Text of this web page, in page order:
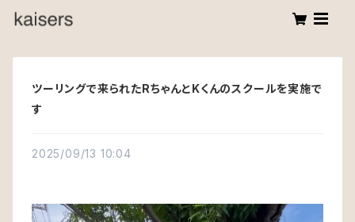
ツーリングで来られたRちゃんとKくんのスクールを実施で
す
2025/09/13 10:04